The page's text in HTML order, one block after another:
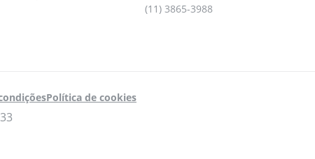
(11) 3865-3988
Política de cookies